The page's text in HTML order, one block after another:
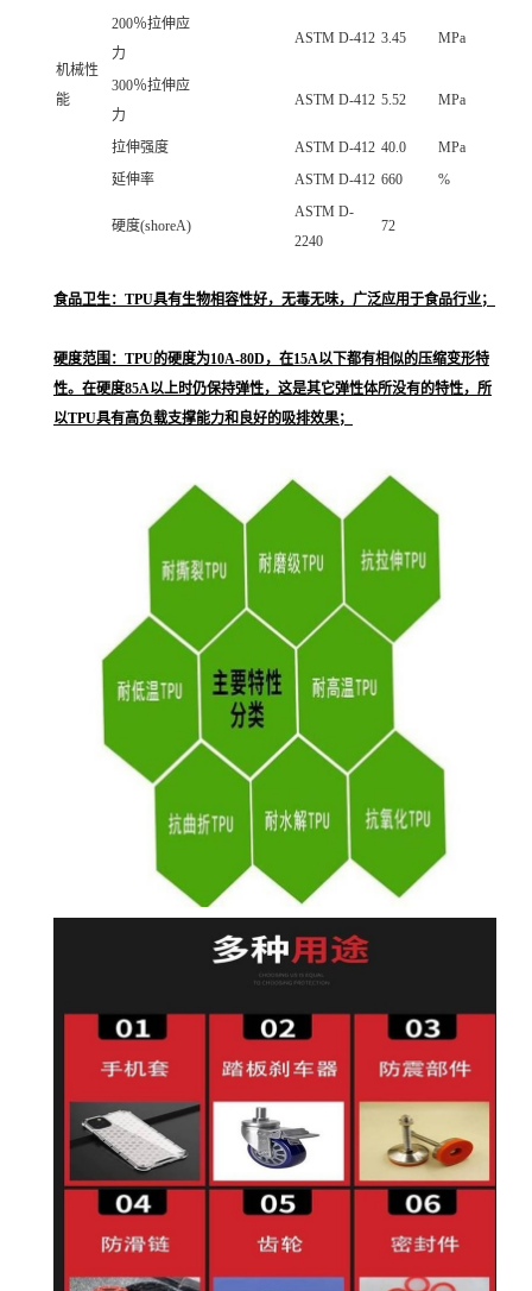
机械性
能
200％拉伸应
力
ASTM D-412 3.45 MPa
300％拉伸应
力
ASTM D-412 5.52 MPa
拉伸强度 ASTM D-412 40.0
MPa
延伸率
ASTM D-412 660 %
硬度(shoreA)
ASTM D-
2240
72
食品卫生：TPU具有生物相容性好，无毒无味，广泛应用于食品行业；
硬度范围：TPU的硬度为10A-80D，在15A以下都有相似的压缩变形特
性。在硬度85A以上时仍保持弹性，这是其它弹性体所没有的特性，所
以TPU具有高负载支撑能力和良好的吸排效果；